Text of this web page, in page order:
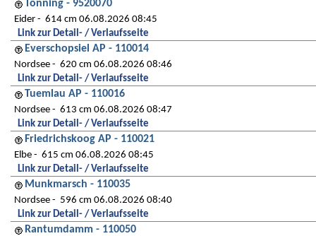
Tönning - 9520070
Eider
614 cm 06.08.2026 08:45
Link zur Detail- / Verlaufsseite
Everschopsiel AP - 110014
Nordsee
620 cm 06.08.2026 08:46
Link zur Detail- / Verlaufsseite
Tuemlau AP - 110016
Nordsee
613 cm 06.08.2026 08:47
Link zur Detail- / Verlaufsseite
Friedrichskoog AP - 110021
Elbe
615 cm 06.08.2026 08:45
Link zur Detail- / Verlaufsseite
Munkmarsch - 110035
Nordsee
596 cm 06.08.2026 08:40
Link zur Detail- / Verlaufsseite
Rantumdamm - 110050